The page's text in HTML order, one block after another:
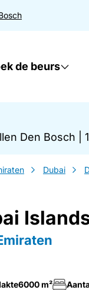
de beurs
Den Bosch
Dubai
6000 m²